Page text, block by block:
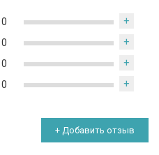
0 +
0 +
0 +
0 +
+ Добавить отзыв